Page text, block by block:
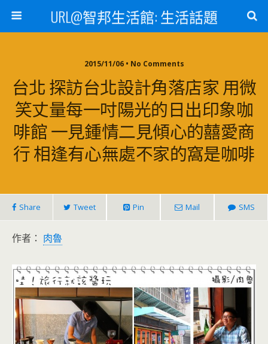
URL@智邦生活館: 生活話題
2015/11/06 • No Comments
台北 探訪台北設計角落店家 用微
笑丈量每一吋陽光的日出印象咖
啡館 一見鍾情二見傾心的囍愛商
行 相逢有心無處不家的窩是咖啡
Share Tweet Pin Mail SMS
作者： 肉魯